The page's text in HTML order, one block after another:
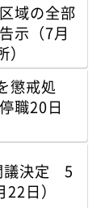
域の全部
示（7月
懲戒処
職20日
議決定 5
日）